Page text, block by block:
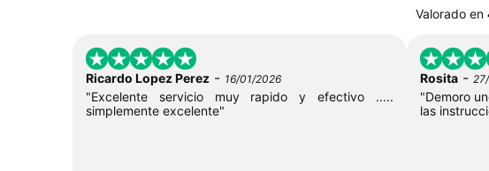
Valorado en
Ricardo Lopez Perez - 16/01/2026
"Excelente servicio muy rapido y efectivo .....
simplemente excelente"
Rosita-
"Demoro
las